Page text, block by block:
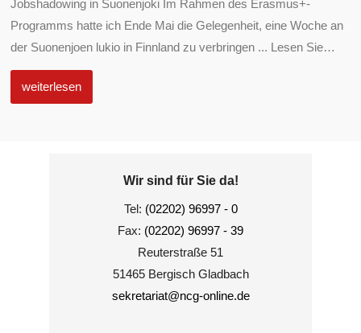
Jobshadowing in Suonenjoki Im Rahmen des Erasmus+-
Programms hatte ich Ende Mai die Gelegenheit, eine Woche an
der Suonenjoen lukio in Finnland zu verbringen ... Lesen Sie…
weiterlesen
Wir sind für Sie da!
Tel: (02202) 96997 - 0
Fax: (02202) 96997 - 39
Reuterstraße 51
51465 Bergisch Gladbach
sekretariat@ncg-online.de